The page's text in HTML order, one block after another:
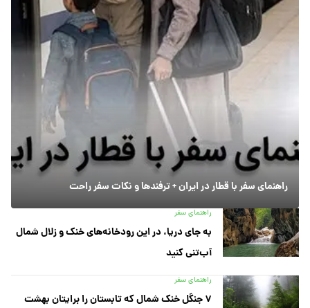
راهنمای سفر با قطار در ایران + ترفندها و نکات سفر راحت
راهنمای سفر
به جای دریا، در این رودخانه‌های خنک و زلال شمال
آب‌تنی کنید
راهنمای سفر
۷ جنگل خنک شمال که تابستان را برایتان بهشت